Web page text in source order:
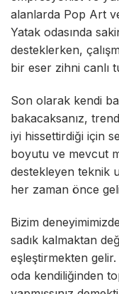
alanlarda Pop Art
Yatak odasında
desteklerken,
bir eser zihni canlı
Son olarak kendi
bakacaksanız,
iyi hissettirdiği için
boyutu ve mevcut
destekleyen teknik
her zaman önce
Bizim
sadık kalmaktan
eşleştirmekten
oda kendiliğinden